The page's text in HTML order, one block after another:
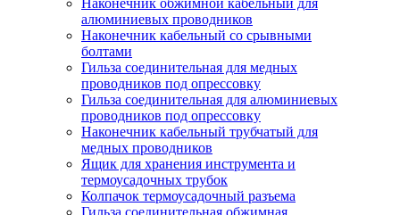
Наконечник обжимной кабельный для
алюминиевых проводников
Наконечник кабельный со срывными
болтами
Гильза соединительная для медных
проводников под опрессовку
Гильза соединительная для алюминиевых
проводников под опрессовку
Наконечник кабельный трубчатый для
медных проводников
Ящик для хранения инструмента и
термоусадочных трубок
Колпачок термоусадочный разъема
Гильза соединительная обжимная